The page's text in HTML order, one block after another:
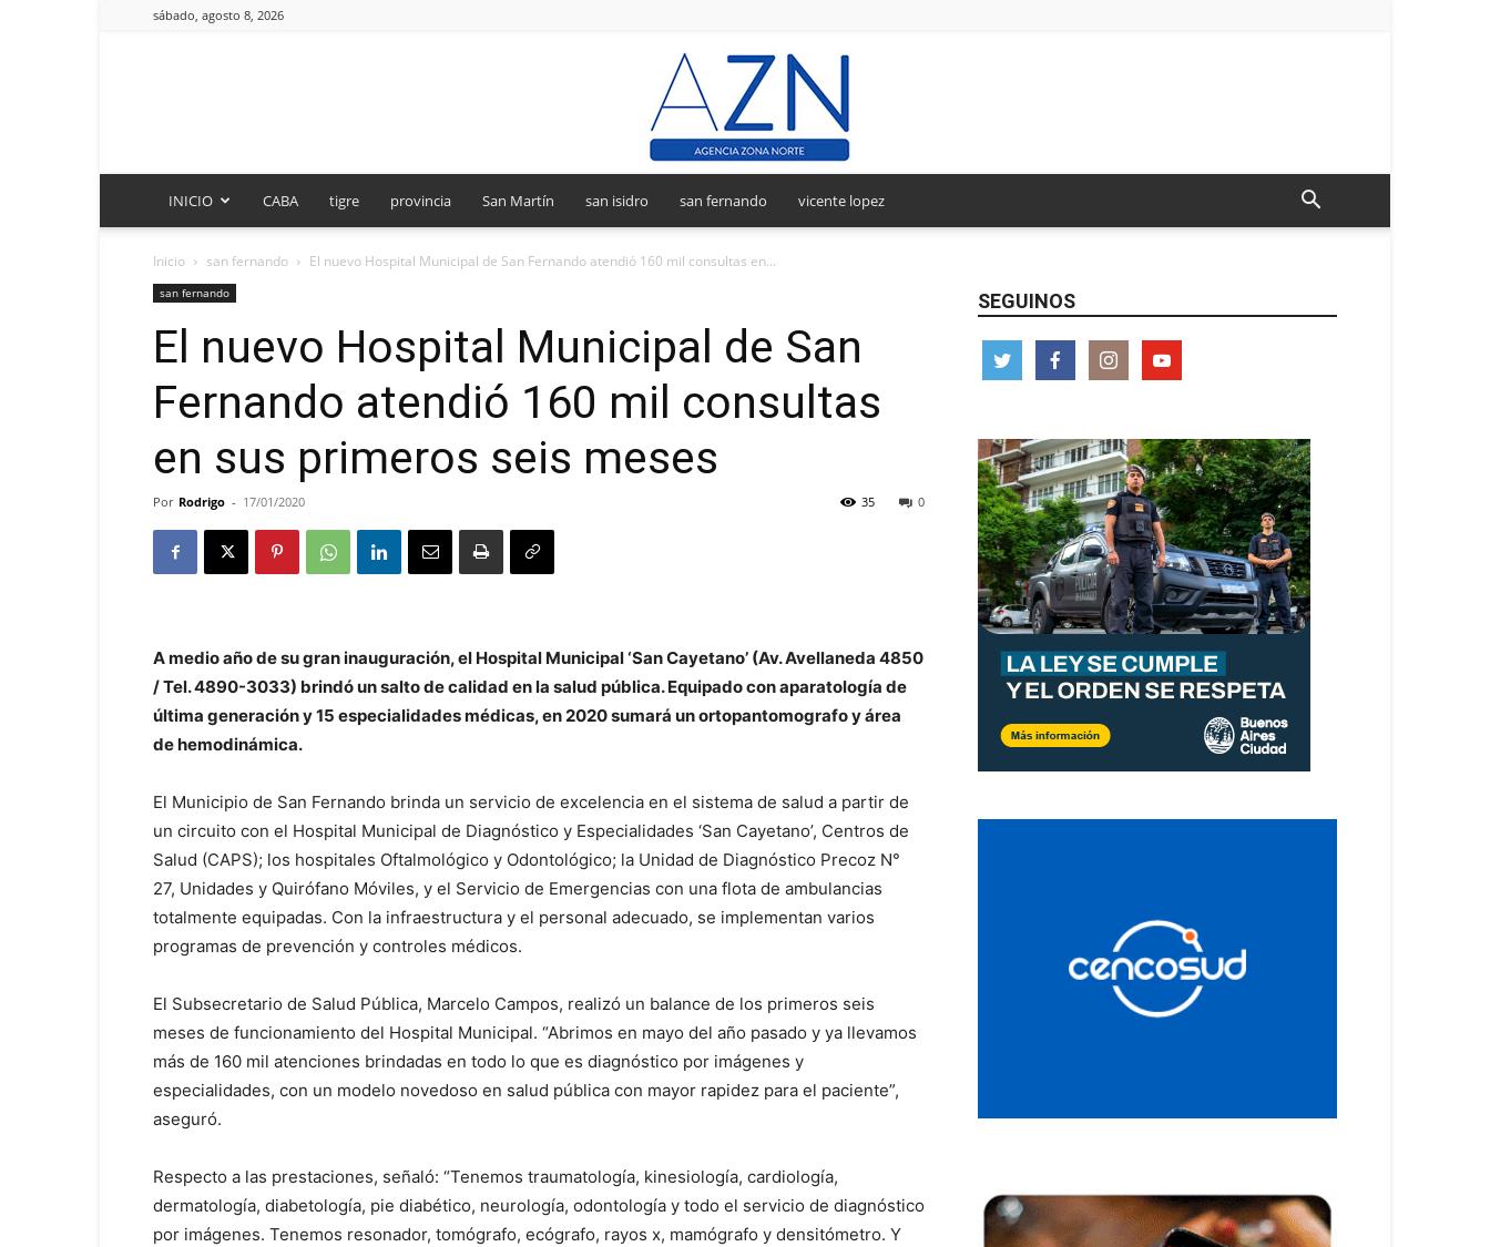
sábado, agosto 8, 2026
INICIO CABA tigre provincia San Martín san isidro san fernando vicente lopez
Inicio san fernando El nuevo Hospital Municipal de San Fernando atendió 160 mil consultas en...
san fernando
El nuevo Hospital Municipal de San
Fernando atendió 160 mil consultas
en sus primeros seis meses
Por Rodrigo - 17/01/2020 0
35
A medio año de su gran inauguración, el Hospital Municipal ‘San Cayetano’ (Av. Avellaneda 4850
/ Tel. 4890-3033) brindó un salto de calidad en la salud pública. Equipado con aparatología de
última generación y 15 especialidades médicas, en 2020 sumará un ortopantomografo y área
de hemodinámica.
El Municipio de San Fernando brinda un servicio de excelencia en el sistema de salud a partir de
un circuito con el Hospital Municipal de Diagnóstico y Especialidades ‘San Cayetano’, Centros de
Salud (CAPS); los hospitales Oftalmológico y Odontológico; la Unidad de Diagnóstico Precoz N°
27, Unidades y Quirófano Móviles, y el Servicio de Emergencias con una flota de ambulancias
totalmente equipadas. Con la infraestructura y el personal adecuado, se implementan varios
programas de prevención y controles médicos.
El Subsecretario de Salud Pública, Marcelo Campos, realizó un balance de los primeros seis
meses de funcionamiento del Hospital Municipal. “Abrimos en mayo del año pasado y ya llevamos
más de 160 mil atenciones brindadas en todo lo que es diagnóstico por imágenes y
especialidades, con un modelo novedoso en salud pública con mayor rapidez para el paciente”,
aseguró.
Respecto a las prestaciones, señaló: “Tenemos traumatología, kinesiología, cardiología,
dermatología, diabetología, pie diabético, neurología, odontología y todo el servicio de diagnóstico
por imágenes. Tenemos resonador, tomógrafo, ecógrafo, rayos x, mamógrafo y densitómetro. Y
SEGUINOS